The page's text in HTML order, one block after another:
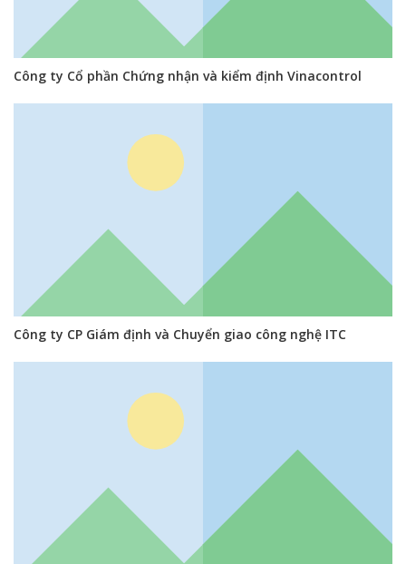
Công ty Cổ phần Chứng nhận và kiểm định Vinacontrol
Công ty CP Giám định và Chuyển giao công nghệ ITC